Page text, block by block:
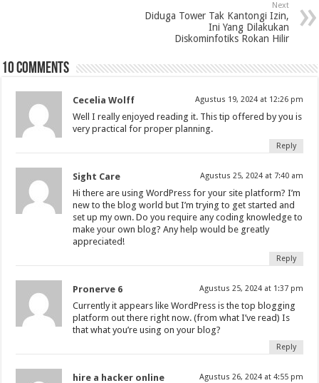
Next
Diduga Tower Tak Kantongi Izin,
Ini Yang Dilakukan
Diskominfotiks Rokan Hilir
10 comments
Cecelia Wolff Agustus 19, 2024 at 12:26 pm
Well I really enjoyed reading it. This tip offered by you is
very practical for proper planning.
Reply
Sight Care Agustus 25, 2024 at 7:40 am
Hi there are using WordPress for your site platform? I’m
new to the blog world but I’m trying to get started and
set up my own. Do you require any coding knowledge to
make your own blog? Any help would be greatly
appreciated!
Reply
Pronerve 6 Agustus 25, 2024 at 1:37 pm
Currently it appears like WordPress is the top blogging
platform out there right now. (from what I’ve read) Is
that what you’re using on your blog?
Reply
hire a hacker online Agustus 26, 2024 at 4:55 pm